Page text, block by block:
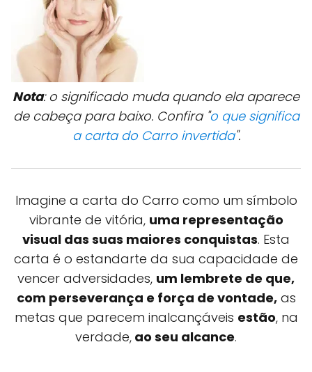
Nota: o significado muda quando ela aparece
de cabeça para baixo. Confira "o que significa
a carta do Carro invertida".
Imagine a carta do Carro como um símbolo
vibrante de vitória, uma representação
visual das suas maiores conquistas. Esta
carta é o estandarte da sua capacidade de
vencer adversidades, um lembrete de que,
com perseverança e força de vontade,as
metas que parecem inalcançáveis estão, na
verdade, ao seu alcance.